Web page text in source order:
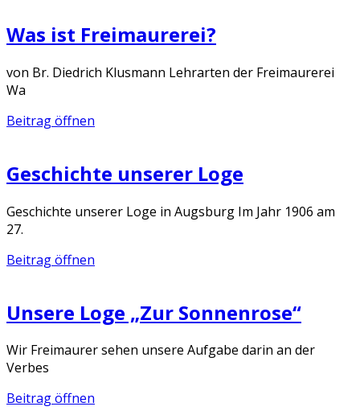
Was ist Freimaurerei?
von Br. Diedrich Klusmann Lehrarten der Freimaurerei
Wa
Beitrag öffnen
Geschichte unserer Loge
Geschichte unserer Loge in Augsburg Im Jahr 1906 am
27.
Beitrag öffnen
Unsere Loge „Zur Sonnenrose“
Wir Freimaurer sehen unsere Aufgabe darin an der
Verbes
Beitrag öffnen